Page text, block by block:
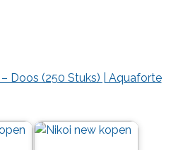
Doos (250 Stuks) | Aquaforte